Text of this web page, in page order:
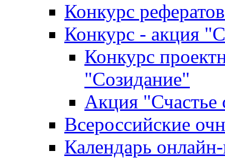
Конкурс
Конкурс - акция
Конкурс
"Созидание"
Акция "Счастье
Всероссийские
Календарь